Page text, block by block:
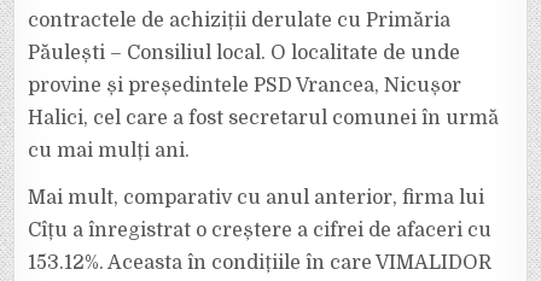
contractele de achiziții derulate cu Primăria
Păulești – Consiliul local. O localitate de unde
provine și președintele PSD Vrancea, Nicușor
Halici, cel care a fost secretarul comunei în urmă
cu mai mulți ani.
Mai mult, comparativ cu anul anterior, firma lui
Cîțu a înregistrat o creștere a cifrei de afaceri cu
153.12%. Aceasta în condițiile în care VIMALIDOR